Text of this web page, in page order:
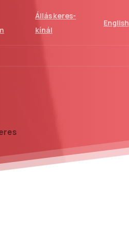
Állás keres-
kínál
English